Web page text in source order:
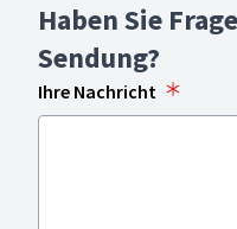
Haben Sie
Sendung?
Ihre Nachricht